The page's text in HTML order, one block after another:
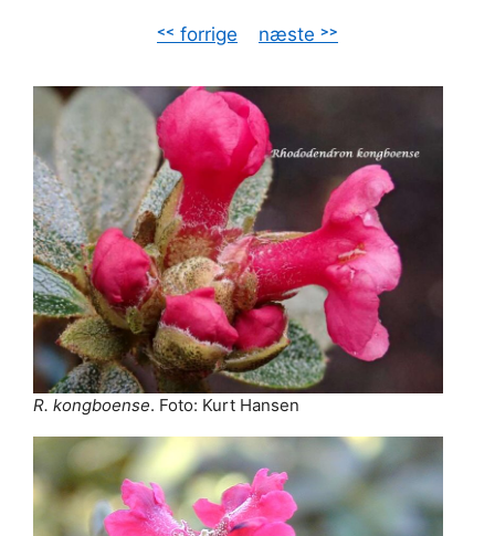
˂˂ forrige næste ˃˃
R. kongboense. Foto: Kurt Hansen